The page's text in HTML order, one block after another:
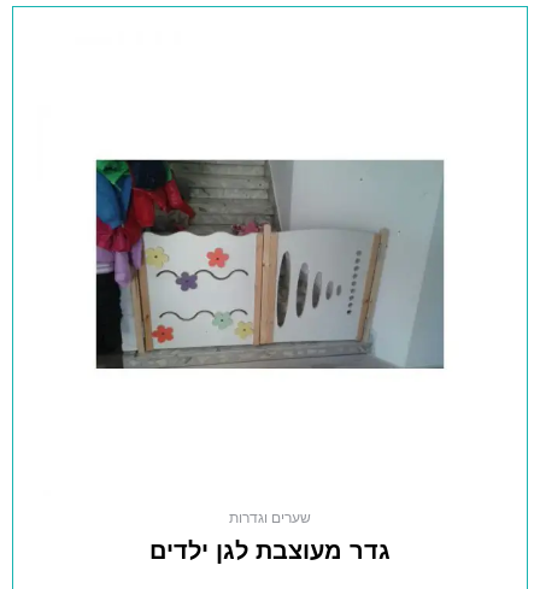
שערים וגדרות
גדר מעוצבת לגן ילדים